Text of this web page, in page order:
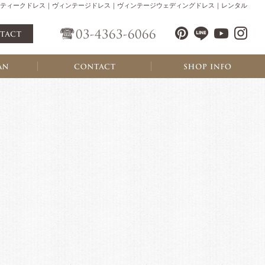
ィークドレス｜ヴィンテージドレス｜ヴィンテージウェディングドレス｜レンタル